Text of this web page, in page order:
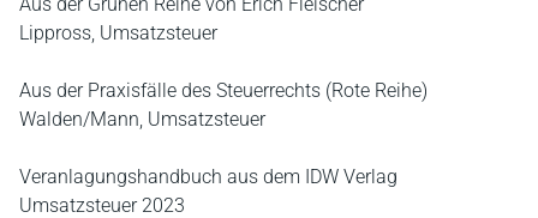
Lippross, Umsatzsteuer
Aus der Praxisfälle des Steuerrechts (Rote Reihe)
Walden/Mann, Umsatzsteuer
Veranlagungshandbuch aus dem IDW Verlag
Umsatzsteuer 2023